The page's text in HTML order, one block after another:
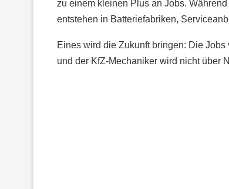
zu einem kleinen Plus an Jobs.
entstehen in Batteriefabriken,
Eines wird die Zukunft bringen: Die
und der KfZ-Mechaniker wird nicht über